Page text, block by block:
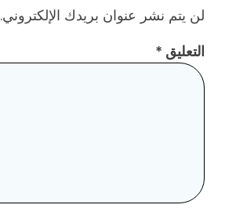
لن يتم نشر عنوان بريدك الإلكتروني.
التعليق *